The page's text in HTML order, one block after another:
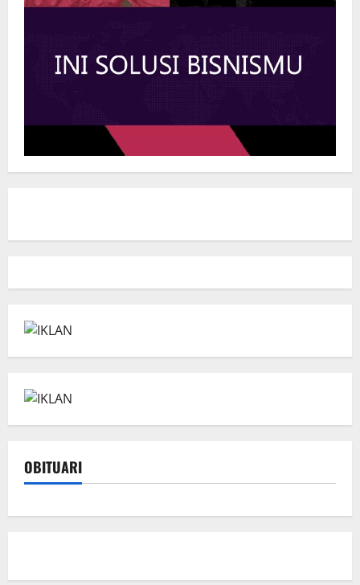
OBITUARI